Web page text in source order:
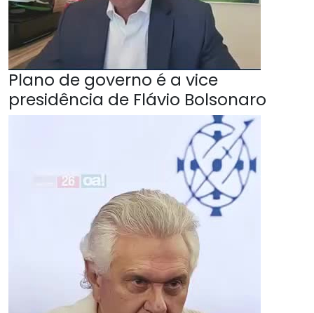
Plano de governo é a vice
presidência de Flávio Bolsonaro